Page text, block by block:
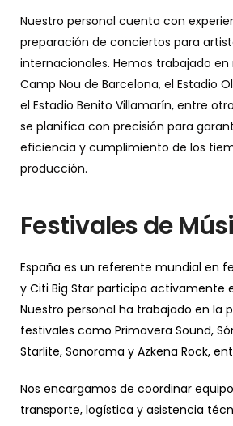
Nuestro personal cuenta con
preparación de conciertos para
internacionales. Hemos trabajado
Camp Nou de Barcelona, el Estadio
el Estadio Benito Villamarín, entre
se planifica con precisión para
eficiencia y cumplimiento de los
producción.
Festivales de
España es un referente mundial en
y Citi Big Star participa activamente
Nuestro personal ha trabajado en la
festivales como Primavera Sound,
Starlite, Sonorama y Azkena Rock,
Nos encargamos de coordinar
transporte, logística y asistencia